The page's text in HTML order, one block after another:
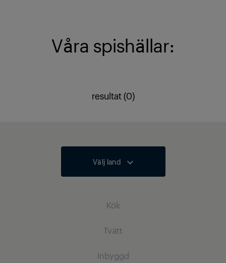
Våra spishällar:
resultat (0)
Välj land
Kök
Kylprodukter
Kylskåp
Tvätt
Inbyggd